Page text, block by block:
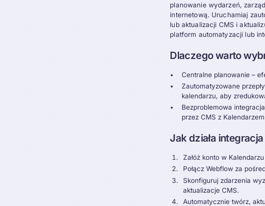
planowanie wydarzeń,
internetową. Uruchamiaj
lub aktualizacji CMS i
platform automatyzacji lub
Dlaczego warto
Centralne planowanie –
Zautomatyzowane
kalendarzu, aby
Bezproblemowa
przez CMS z
Jak działa integracja
Załóż konto w
Połącz Webflow za
Skonfiguruj zdarzenia
aktualizacje CMS.
Automatycznie twórz,